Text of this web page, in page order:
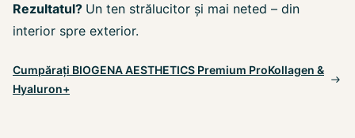
Rezultatul? Un ten strălucitor și mai neted – din
interior spre exterior.
Cumpărați BIOGENA AESTHETICS Premium ProKollagen &
Hyaluron+